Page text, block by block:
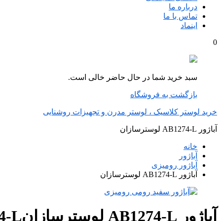
درباره ما
تماس با ما
اینماد
0
سبد خرید شما در حال حاضر خالی است.
بازگشت به فروشگاه
خرید لوستر کلاسیک ، لوستر مدرن و تجهیزات روشنایی
آباژور AB1274-L لوسترسازان
خانه
آباژور
آباژور رومیزی
آباژور AB1274-L لوسترسازان
آباژور AB1274-L لوسترسازان L